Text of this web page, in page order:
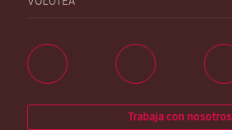
Trabaja con nosotros